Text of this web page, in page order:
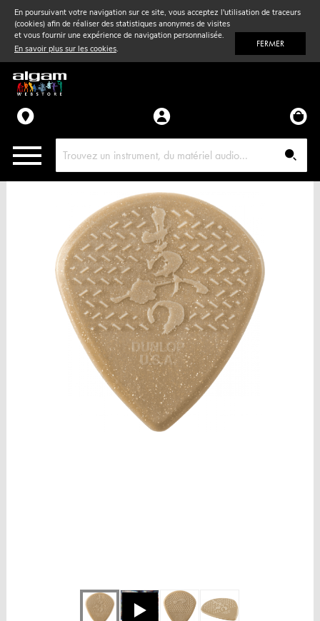
En poursuivant votre navigation sur ce site, vous acceptez l'utilisation de traceurs
(cookies) afin de réaliser des statistiques anonymes de visites
et vous fournir une expérience de navigation personnalisée.
En savoir plus sur les cookies. FERMER
Vent& Violon
Accessoires
Pièces détachées